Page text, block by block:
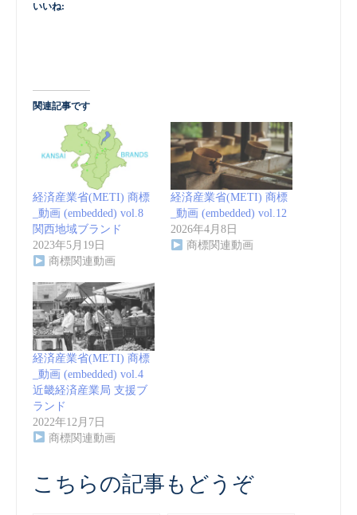
いいね:
関連記事です
経済産業省(METI) 商標
_動画 (embedded) vol.8
関西地域ブランド
2023年5月19日
商標関連動画
経済産業省(METI) 商標
_動画 (embedded) vol.12
2026年4月8日
商標関連動画
経済産業省(METI) 商標
_動画 (embedded) vol.4
近畿経済産業局 支援ブ
ランド
2022年12月7日
商標関連動画
こちらの記事もどうぞ